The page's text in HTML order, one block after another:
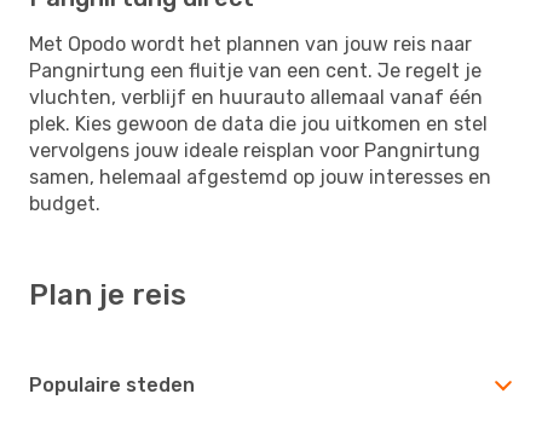
Met Opodo wordt het plannen van jouw reis naar
Pangnirtung een fluitje van een cent. Je regelt je
vluchten, verblijf en huurauto allemaal vanaf één
plek. Kies gewoon de data die jou uitkomen en stel
vervolgens jouw ideale reisplan voor Pangnirtung
samen, helemaal afgestemd op jouw interesses en
budget.
Plan je reis
Populaire steden